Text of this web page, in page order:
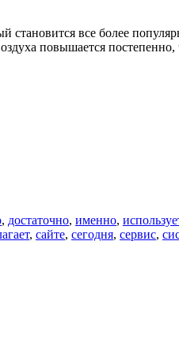
все более
повышается
, достаточно, именно,
, сайте, сегодня, сервис,